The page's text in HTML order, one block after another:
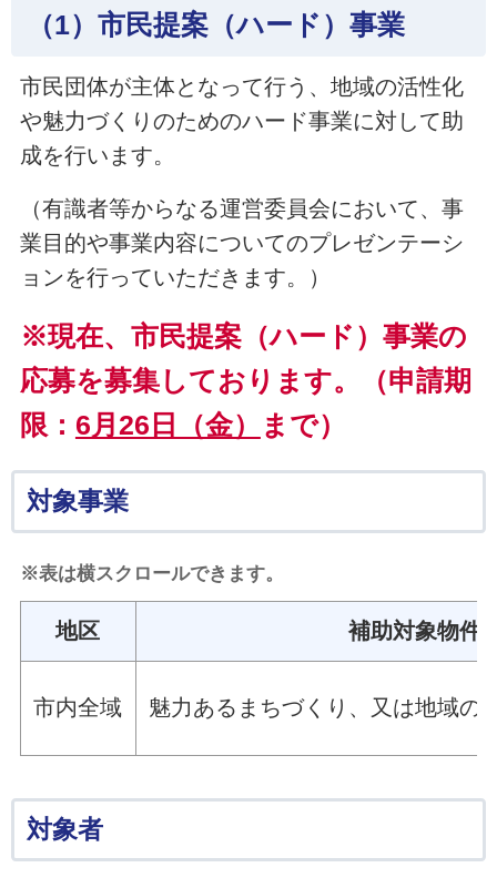
（1）市民提案（ハード）事業
市民団体が主体となって行う、地域の活性化
や魅力づくりのためのハード事業に対して助
成を行います。
（有識者等からなる運営委員会において、事
業目的や事業内容についてのプレゼンテーシ
ョンを行っていただきます。）
※現在、市民提案（ハード）事業の
応募を募集しております。（申請期
限： 6月26日（金） まで）
対象事業
※表は横スクロールできます。
地区 補助対象物件
市内全域 魅力あるまちづくり、又は地域の
対象者